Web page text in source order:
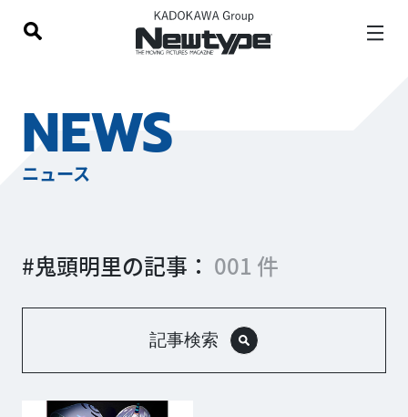
NEWS
ニュース
#鬼頭明里の記事： 001 件
記事検索